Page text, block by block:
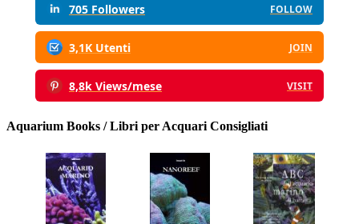
705 Followers FOLLOW
3,1K Utenti JOIN
8,8k Views/mese VISIT
Aquarium Books / Libri per Acquari Consigliati